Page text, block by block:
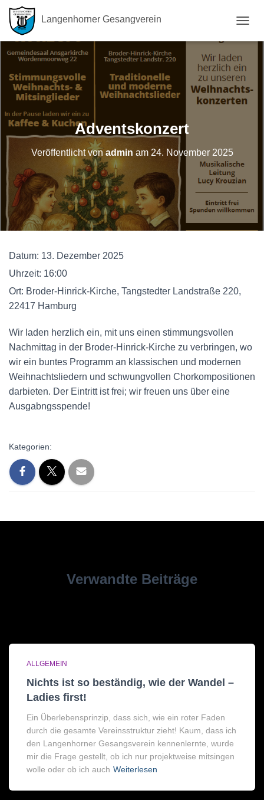
Langenhorner Gesangverein
A
G
A
T
S
L
E
Adventskonzert
Veröffentlicht von admin am 24. November 2025
Datum: 13. Dezember 2025
Uhrzeit: 16:00
Ort: Broder-Hinrick-Kirche, Tangstedter Landstraße 220,
22417 Hamburg
Wir laden herzlich ein, mit uns einen stimmungsvollen
Nachmittag in der Broder-Hinrick-Kirche zu verbringen, wo
wir ein buntes Programm an klassischen und modernen
Weihnachtsliedern und schwungvollen Chorkompositionen
darbieten. Der Eintritt ist frei; wir freuen uns über eine
Ausgabngsspende!
Kategorien:
Verwandte Beiträge
ALLGEMEIN
Nichts ist so beständig, wie der Wandel –
Ladies first!
Ein Überlebensprinzip, dass sich, wie ein roter Faden
durch die gesamte Vereinsstruktur zieht! Kaum, dass ich
den Langenhorner Gesangsverein kennenlernte, wurde
mir die Frage gestellt, ob ich nur projektweise mitsingen
wolle oder ob ich auch Weiterlesen